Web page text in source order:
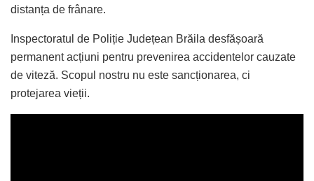
distanța de frânare.
Inspectoratul de Poliție Județean Brăila desfășoară
permanent acțiuni pentru prevenirea accidentelor cauzate
de viteză. Scopul nostru nu este sancționarea, ci
protejarea vieții.